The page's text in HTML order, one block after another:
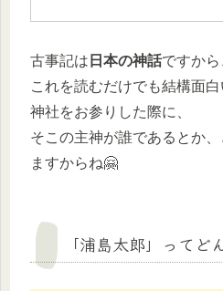
古事記は 日本の神話ですから
これを読むだけでも結構面
神社をお参りした際に、
そこの主神が誰であるとか
ますからね🤗
「浦島太郎」ってど